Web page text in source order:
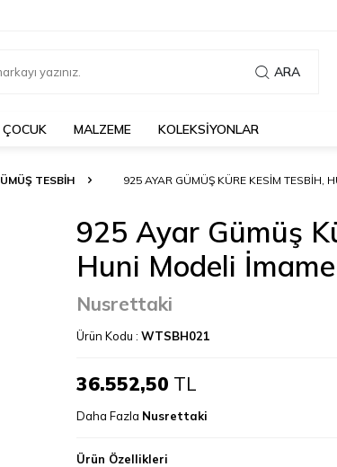
ARA
ÇOCUK MALZEME KOLEKSİYONLAR
TESBIH 925 AYAR GÜMÜŞ KÜRE KESIM TESBIH,
925 Ayar Gümüş
Huni Modeli İmame
Nusrettaki
Ürün Kodu : WTSBH021
36.552,50 TL
Daha Fazla Nusrettaki
Ürün Özellikleri